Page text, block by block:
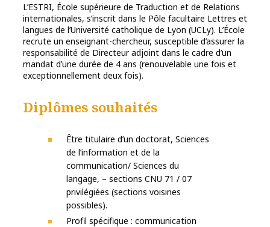
L’ESTRI, École supérieure de Traduction et de Relations
internationales, s’inscrit dans le Pôle facultaire Lettres et
langues de l’Université catholique de Lyon (UCLy). L’École
recrute un enseignant-chercheur, susceptible d’assurer la
responsabilité de Directeur adjoint dans le cadre d’un
mandat d’une durée de 4 ans (renouvelable une fois et
exceptionnellement deux fois).
Diplômes souhaités
Être titulaire d’un doctorat, Sciences
de l’information et de la
communication/ Sciences du
langage, – sections CNU 71 / 07
privilégiées (sections voisines
possibles).
Profil spécifique : communication